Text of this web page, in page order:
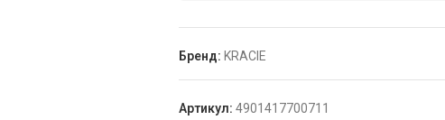
Бренд: KRACIE
Артикул:4901417700711